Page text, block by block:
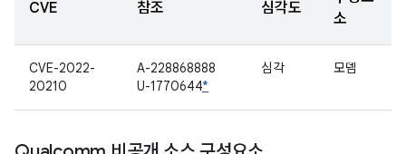
CVE 참조 심각도
소
CVE-2022-
20210
A-228868888
U-1770644*
심각 모뎀